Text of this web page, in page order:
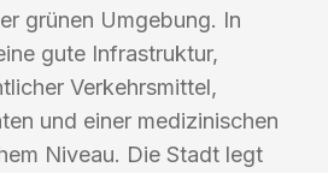
grünen Umgebung. In
gute Infrastruktur,
Verkehrsmittel,
und einer medizinischen
Niveau. Die Stadt legt